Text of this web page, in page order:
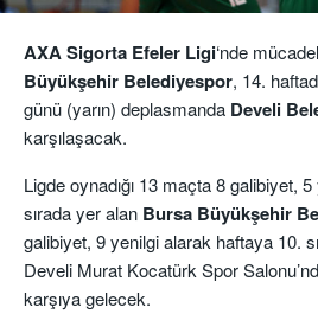
AXA Sigorta Efeler Ligi‘nde
Büyükşehir Belediyespor, 14.
günü (yarın) deplasmanda Develi
karşılaşacak.
Ligde oynadığı 13 maçta 8 galibiyet,
sırada yer alan Bursa Büyükşehir
galibiyet, 9 yenilgi alarak haftaya 10.
Develi Murat Kocatürk Spor
karşıya gelecek.